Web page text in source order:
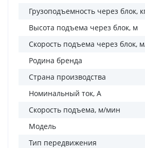
Грузоподъемность через блок,
Высота подъема через блок, м
Скорость подъема через блок,
Родина бренда
Страна производства
Номинальный ток, А
Скорость подъема, м/мин
Модель
Тип передвижения